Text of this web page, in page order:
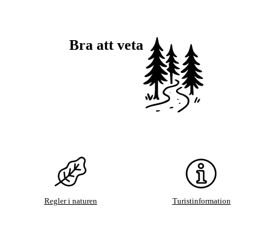
Bra att veta
Regler i naturen Turistinformation